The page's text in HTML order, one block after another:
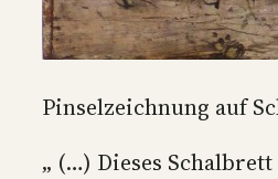
Pinselzeichnung auf
„ (…) Dieses